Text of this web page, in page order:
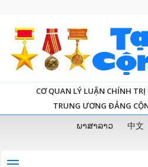
CƠ QUAN LÝ LUẬN CHÍNH
TRUNG ƯƠNG ĐẢNG
ພາສາລາວ 中文